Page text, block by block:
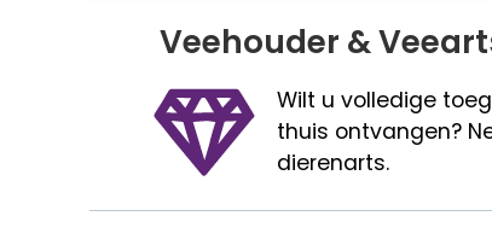
Veehouder &
Wilt u volledige
thuis ontvangen?
dierenarts.